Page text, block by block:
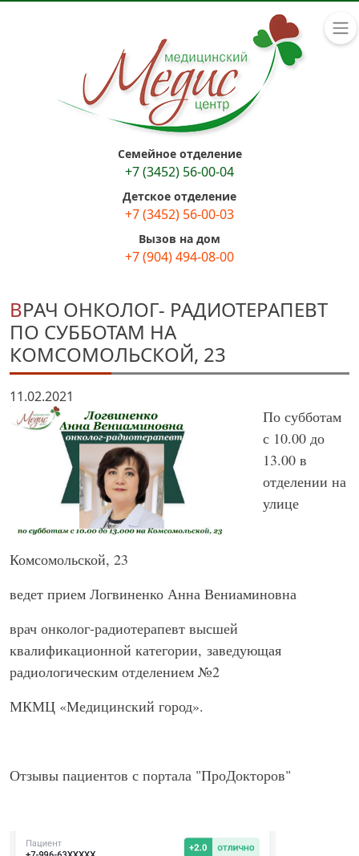
Семейное отделение
+7 (3452) 56-00-04
Детское отделение
+7 (3452) 56-00-03
Вызов на дом
+7 (904) 494-08-00
ВРАЧ ОНКОЛОГ- РАДИОТЕРАПЕВТ
ПО СУББОТАМ НА
КОМСОМОЛЬСКОЙ, 23
11.02.2021
По субботам
с 10.00 до
13.00 в
отделении на
улице
Комсомольской, 23
ведет прием Логвиненко Анна Вениаминовна
врач онколог-радиотерапевт высшей
квалификационной категории, заведующая
радиологическим отделением №2
МКМЦ «Медицинский город».
Отзывы пациентов с портала "ПроДокторов"